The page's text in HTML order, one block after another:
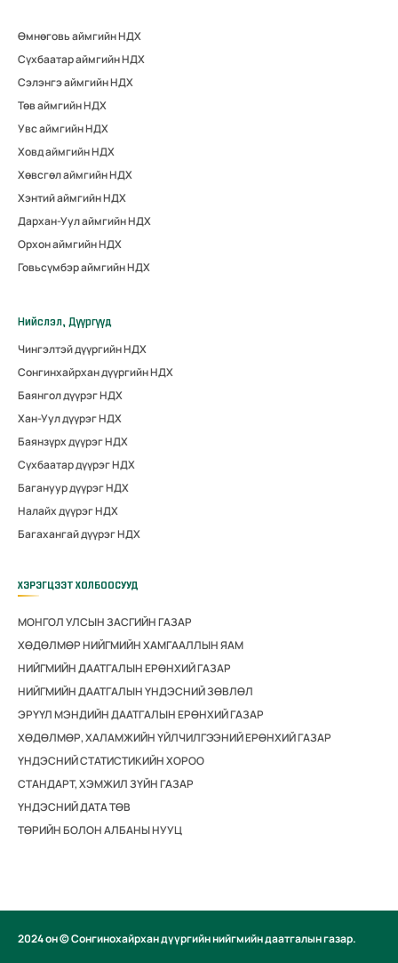
Өмнөговь аймгийн НДХ
Сүхбаатар аймгийн НДХ
Сэлэнгэ аймгийн НДХ
Төв аймгийн НДХ
Увс аймгийн НДХ
Ховд аймгийн НДХ
Хөвсгөл аймгийн НДХ
Хэнтий аймгийн НДХ
Дархан-Уул аймгийн НДХ
Орхон аймгийн НДХ
Говьсүмбэр аймгийн НДХ
Нийслэл, Дүүргүүд
Чингэлтэй дүүргийн НДХ
Сонгинхайрхан дүүргийн НДХ
Баянгол дүүрэг НДХ
Хан-Уул дүүрэг НДХ
Баянзүрх дүүрэг НДХ
Сүхбаатар дүүрэг НДХ
Багануур дүүрэг НДХ
Налайх дүүрэг НДХ
Багахангай дүүрэг НДХ
ХЭРЭГЦЭЭТ ХОЛБООСУУД
МОНГОЛ УЛСЫН ЗАСГИЙН ГАЗАР
ХӨДӨЛМӨР НИЙГМИЙН ХАМГААЛЛЫН ЯАМ
НИЙГМИЙН ДААТГАЛЫН ЕРӨНХИЙ ГАЗАР
НИЙГМИЙН ДААТГАЛЫН ҮНДЭСНИЙ ЗӨВЛӨЛ
ЭРҮҮЛ МЭНДИЙН ДААТГАЛЫН ЕРӨНХИЙ ГАЗАР
ХӨДӨЛМӨР, ХАЛАМЖИЙН ҮЙЛЧИЛГЭЭНИЙ ЕРӨНХИЙ ГАЗАР
ҮНДЭСНИЙ СТАТИСТИКИЙН ХОРОО
СТАНДАРТ, ХЭМЖИЛ ЗҮЙН ГАЗАР
ҮНДЭСНИЙ ДАТА ТӨВ
ТӨРИЙН БОЛОН АЛБАНЫ НУУЦ
2024 он © Сонгинохайрхан дүүргийн нийгмийн даатгалын газар.